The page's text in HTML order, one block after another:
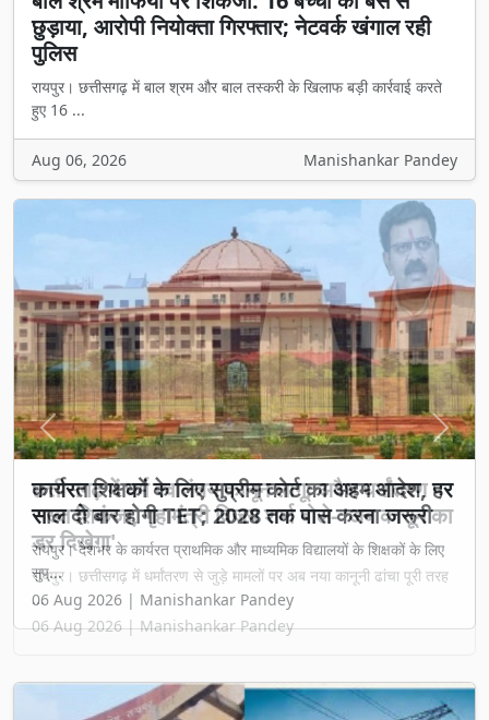
छुड़ाया, आरोपी नियोक्ता गिरफ्तार; नेटवर्क खंगाल रही
पुलिस
रायपुर। छत्तीसगढ़ में बाल श्रम और बाल तस्करी के खिलाफ बड़ी कार्रवाई करते
हुए 16 ...
Aug 06, 2026 Manishankar Pandey
छत्तीसगढ़ में धर्म स्वातंत्र्य कानून लागू: अवैध धर्मांतरण पर
सख्त शिकंजा, गृह मंत्री विजय शर्मा बोले- 'अब कानून का
डर दिखेगा'
रायपुर। छत्तीसगढ़ में धर्मांतरण से जुड़े मामलों पर अब नया कानूनी ढांचा पूरी तरह
...
06 Aug 2026 | Manishankar Pandey
Previous Next